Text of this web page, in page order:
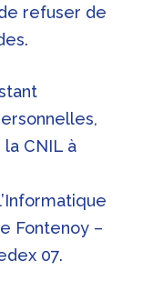
refuser de
CNIL à
Fontenoy –
07.